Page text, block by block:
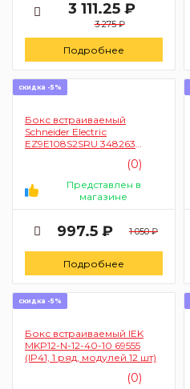
3 111.25 ₽
3 275 ₽
Подробнее
скидка -5%
Бокс встраиваемый
Schneider Electriс
EZ9E108S2SRU 348263
(0)
Представлен в
магазине
997.5 ₽ 1 050 ₽
Подробнее
скидка -5%
Бокс встраиваемый IEK
MKP12-N-12-40-10 69555
(IP41, 1 ряд, модулей 12 шт)
(0)